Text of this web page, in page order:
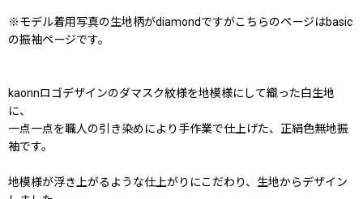
※モデル着用写真の生地柄がdiamondですがこちらのページはbasic
の振袖ページです。
kaonnロゴデザインのダマスク紋様を地模様にして織った白生地
に、
一点一点を職人の引き染めにより手作業で仕上げた、正絹色無地振
袖です。
地模様が浮き上がるような仕上がりにこだわり、生地からデザイン